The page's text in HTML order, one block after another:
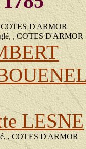
COTES D'ARMOR
, COTES D'ARMOR
LESNE
, COTES D'ARMOR